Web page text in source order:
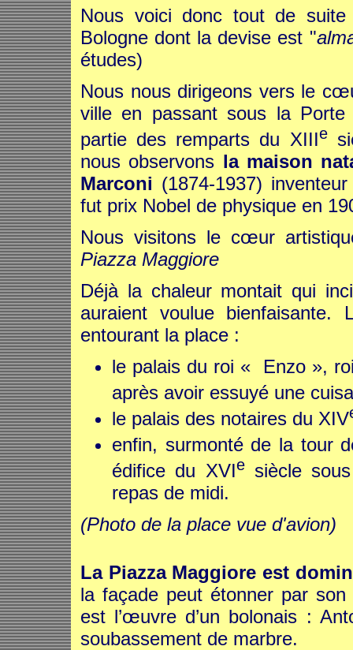
Nous voici donc tout de suite
Bologne dont la devise est "
études)
Nous nous dirigeons vers le
ville en passant sous la Porte
partie des remparts du XIIIe
nous observons la maison
Marconi (1874-1937)
fut prix Nobel de physique en
Nous visitons le cœur
Piazza Maggiore
Déjà la chaleur montait qui
auraient voulue bienfaisante.
entourant la place :
le palais du roi « Enzo »,
après avoir essuyé une
le palais des notaires du XIV
enfin, surmonté de la tour
édifice du XVIesiècle sous
repas de midi.
(Photo de la place vue d'avion)
La Piazza Maggiore est
la façade peut étonner par son
est l’œuvre d’un bolonais :
soubassement de marbre.